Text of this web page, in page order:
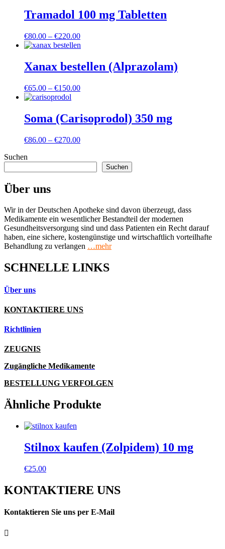
Tramadol 100 mg Tabletten
€80.00 – €220.00Preisspanne:
€80.00
€220.00
Xanax bestellen (Alprazolam)
€65.00 – €150.00Preisspanne:
€150.00
Soma (Carisoprodol) 350 mg
€86.00 – €270.00Preisspanne:
Suchen
Suchen
Über uns
Wir in der Deutschen Apotheke sind davon überzeugt, dass
Medikamente ein wesentlicher Bestandteil der modernen
Gesundheitsversorgung sind und dass Patienten ein Recht darauf
haben, eine sichere, kostengünstige und wirtschaftlich vorteilhafte
Behandlung zu verlangen …mehr
SCHNELLE LINKS
Über uns
KONTAKTIERE UNS
Richtlinien
ZEUGNIS
Zugängliche Medikamente
BESTELLUNG VERFOLGEN
Ähnliche Produkte
Stilnox kaufen (Zolpidem) 10 mg
€25.00
KONTAKTIERE UNS
Kontaktieren Sie uns per E-Mail
